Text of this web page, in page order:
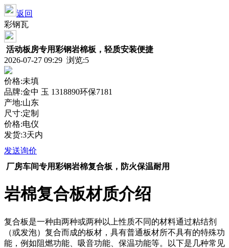
返回
彩钢瓦
活动板房专用彩钢岩棉板，轻质安装便捷
2026-07-27 09:29 浏览:5
价格:未填
品牌:金中 玉 1318890环保7181
产地:山东
尺寸:定制
价格:电仪
发货:3天内
发送询价
厂房车间专用彩钢岩棉复合板，防火保温耐用
岩棉复合板材质介绍
复合板是一种由两种或两种以上性质不同的材料通过粘结剂
（或发泡）复合而成的板材，具有普通板材所不具有的特殊功
能，例如阻燃功能、吸音功能、保温功能等。以下是几种常见